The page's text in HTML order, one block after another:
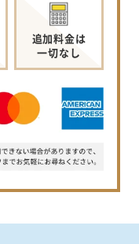
追加料金は
一切なし